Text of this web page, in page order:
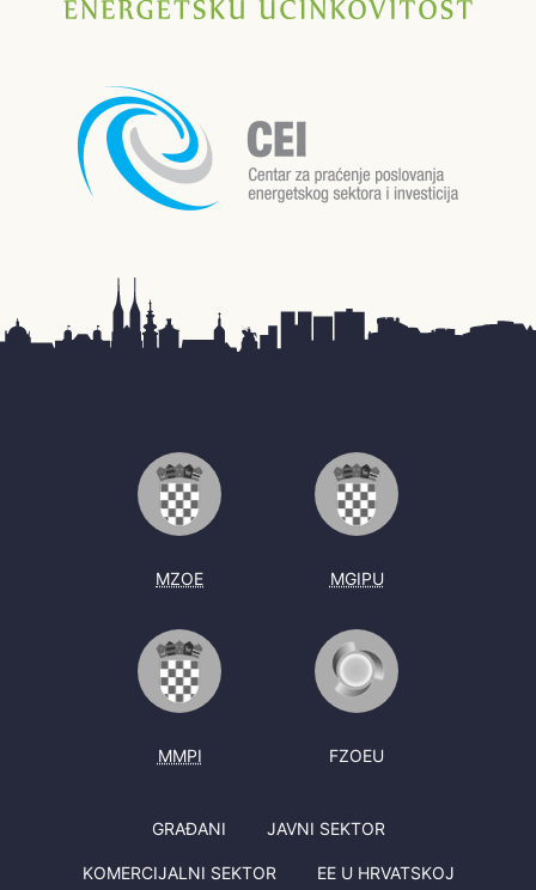
MZOE MGIPU
MMPI FZOEU
GRAĐANI JAVNI SEKTOR
KOMERCIJALNI SEKTOR EE U HRVATSKOJ